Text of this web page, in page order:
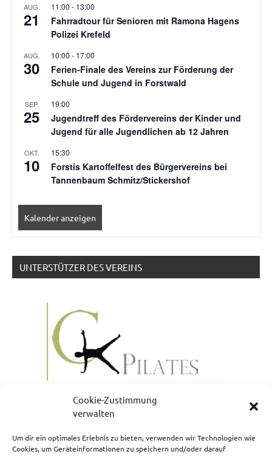
Cookie-Zustimmung
verwalten
Um dir ein optimales Erlebnis zu bieten, verwenden wir Technologien wie
Cookies, um Geräteinformationen zu speichern und/oder darauf
AUG.
21
11:00 - 13:00
Fahrradtour für Senioren mit Ramona Hagens
Polizei Krefeld
AUG.
30
10:00 - 17:00
Ferien-Finale des Vereins zur Förderung der
Schule und Jugend in Forstwald
SEP.
25
19:00
Jugendtreff des Fördervereins der Kinder und
Jugend für alle Jugendlichen ab 12 Jahren
OKT.
10
15:30
Forstis Kartoffelfest des Bürgervereins bei
Tannenbaum Schmitz/Stickershof
Kalender anzeigen
UNTERSTÜTZER DES VEREINS